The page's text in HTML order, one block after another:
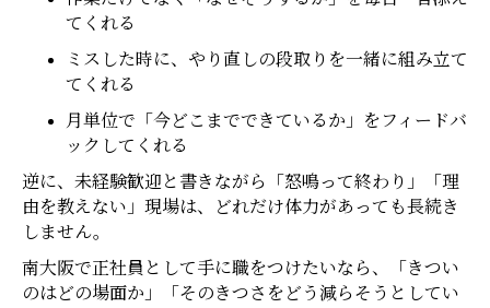
てくれる
ミスした時に、やり直しの段取りを一緒に組み立て
てくれる
月単位で「今どこまでできているか」をフィードバ
ックしてくれる
逆に、未経験歓迎と書きながら「怒鳴って終わり」「理
由を教えない」現場は、どれだけ体力があっても長続き
しません。
南大阪で正社員として手に職をつけたいなら、「きつい
のはどの場面か」「そのきつさをどう減らそうとしてい